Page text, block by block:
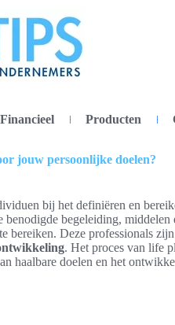
Financieel Producten
jouw persoonlijke doelen?
bij het definiëren en
benodigde begeleiding, middelen
bereiken. Deze professionals
. Het proces van life
haalbare doelen en het